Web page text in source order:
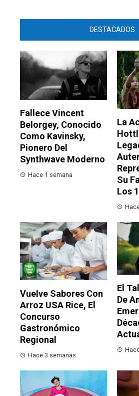
DESTACADOS
Fallece Vincent
Belorgey, Conocido
Como Kavinsky,
Pionero Del
Synthwave Moderno
Hace 1 semana
La
Su
Los
Vuelve Sabores Con
Arroz USA Rice, El
Concurso
Gastronómico
Regional
Hace 3 semanas
El
De